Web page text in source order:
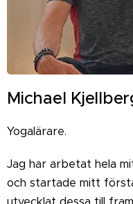
Michael
Yogalärare.
Jag har arbetat hela
och startade mitt